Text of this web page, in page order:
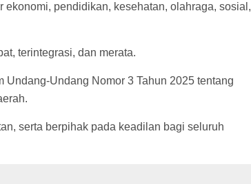
pendidikan, kesehatan, olahraga, sosial,
terintegrasi, dan merata.
Undang Nomor 3 Tahun 2025 tentang
serta berpihak pada keadilan bagi seluruh